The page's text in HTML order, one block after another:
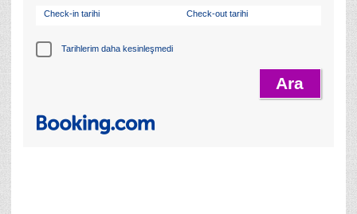
Check-in tarihi Check-out tarihi
Tarihlerim daha kesinleşmedi